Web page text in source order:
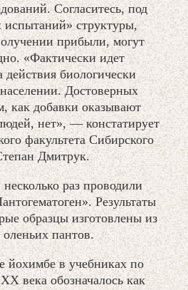
Согласитесь, под
структуры,
прибыли, могут
«Фактически идет
действия биологически
Достоверных
как добавки оказывают
нет», — констатирует
факультета Сибирского
Дмитрук.
раз проводили
Результаты
образцы изготовлены из
пантов.
йохимбе в учебниках по
века обозначалось как